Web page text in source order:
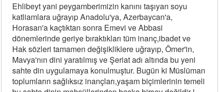
Ehlibeyt yani peygamberimizin kanını taşıyan soyu
katliamlara uğrayıp Anadolu'ya, Azerbaycan'a,
Horasan'a kaçtıktan sonra Emevi ve Abbasi
dönemlerinde geriye bıraktıkları tüm inanç,ibadet ve
Hak sözleri tamamen değişikliklere uğrayıp, Ömer'in,
Mavya'nın dini yaratılmış ve Şeriat adı altında bu yeni
sahte din uygulamaya konulmuştur. Bugün ki Müslüman
toplumların sağlıksız inançları,yaşam biçimlerinin temeli